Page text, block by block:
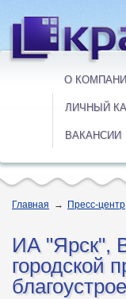
О
ЛИЧНЫЙ
ВАКАНСИИ
Главная → Пресс-центр
ИА "Ярск",
городской